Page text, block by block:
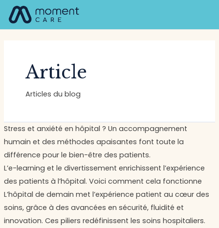
Aller
contenu
Article
Articles du blog
Stress et anxiété en hôpital ? Un accompagnement
humain et des méthodes apaisantes font toute la
différence pour le bien-être des patients.
L’e-learning et le divertissement enrichissent l’expérience
des patients à l’hôpital. Voici comment cela fonctionne
L’hôpital de demain met l’expérience patient au cœur des
soins, grâce à des avancées en sécurité, fluidité et
innovation. Ces piliers redéfinissent les soins hospitaliers.
Navigation
des
articles